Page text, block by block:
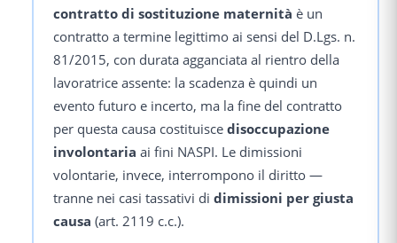
contratto di sostituzione maternità è un
contratto a termine legittimo ai sensi del D.Lgs. n.
81/2015, con durata agganciata al rientro della
lavoratrice assente: la scadenza è quindi un
evento futuro e incerto, ma la fine del contratto
per questa causa costituisce disoccupazione
involontaria ai fini NASPI. Le dimissioni
volontarie, invece, interrompono il diritto —
tranne nei casi tassativi di dimissioni per giusta
causa (art. 2119 c.c.).